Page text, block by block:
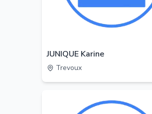
JUNIQUE Karine
Trevoux